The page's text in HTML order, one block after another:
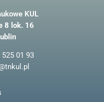
KUL
8 lok. 16
525 01 93